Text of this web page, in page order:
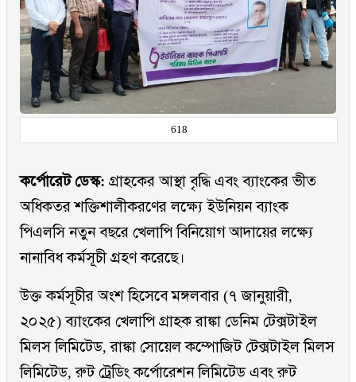
618
কর্পোরেট ডেস্ক: গ্রাহকের আস্থা বৃদ্ধি এবং ব্যাংকের ভীত
অধিকতর শক্তিশালীকরণের লক্ষ্যে ইউনিয়ন ব্যাংক
পিএলসি নতুন বছরে খেলাপি বিনিয়োগ আদায়ের লক্ষ্যে
নানাবিধ কর্মসূচী গ্রহণ করেছে।
উক্ত কর্মসূচীর অংশ হিসেবে মঙ্গলবার (৭ জানুয়ারী,
২০২৫) ব্যাংকের খেলাপি গ্রাহক রাঙ্কা ডেনিম টেক্সটাইল
মিলস লিমিটেড, রাঙ্কা সোয়েল কম্পোজিট টেক্সটাইল মিলস
লিমিটেড, রুট ট্রেডিং কর্পোরেশন লিমিটেড এবং রুট